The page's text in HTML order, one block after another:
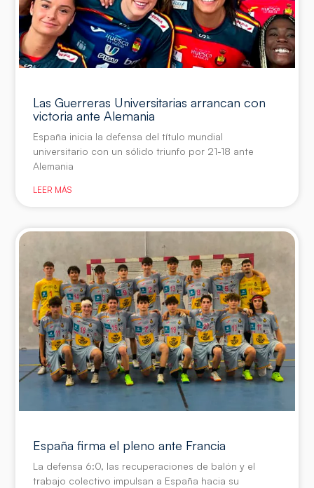
Las Guerreras Universitarias arrancan con
victoria ante Alemania
España inicia la defensa del título mundial
universitario con un sólido triunfo por 21-18 ante
Alemania
LEER MÁS
España firma el pleno ante Francia
La defensa 6:0, las recuperaciones de balón y el
trabajo colectivo impulsan a España hacia su